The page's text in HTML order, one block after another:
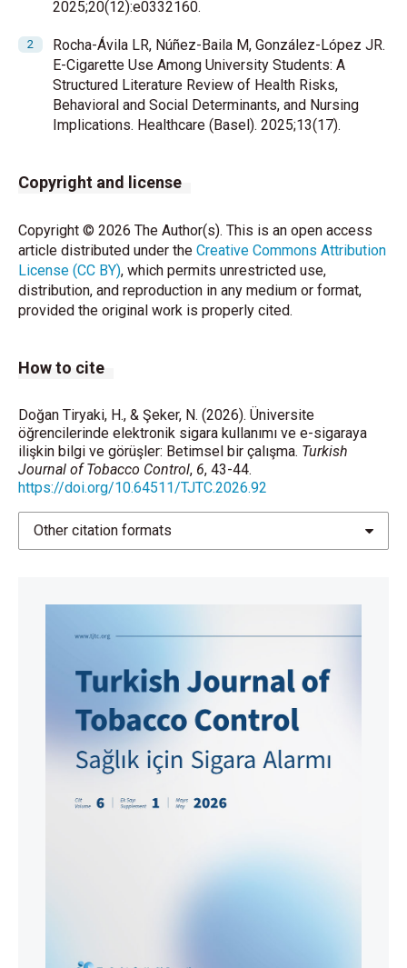
2025;20(12):e0332160.
Rocha-Ávila LR, Núñez-Baila M, González-López JR.
E-Cigarette Use Among University Students: A
Structured Literature Review of Health Risks,
Behavioral and Social Determinants, and Nursing
Implications. Healthcare (Basel). 2025;13(17).
Copyright and license
Copyright © 2026 The Author(s). This is an open access
article distributed under the Creative Commons Attribution
License (CC BY), which permits unrestricted use,
distribution, and reproduction in any medium or format,
provided the original work is properly cited.
How to cite
Doğan Tiryaki, H., & Şeker, N. (2026). Üniversite
öğrencilerinde elektronik sigara kullanımı ve e-sigaraya
ilişkin bilgi ve görüşler: Betimsel bir çalışma. Turkish
Journal of Tobacco Control, 6, 43-44.
https://doi.org/10.64511/TJTC.2026.92
Other citation formats